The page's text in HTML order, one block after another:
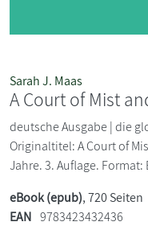
Sarah J. Maas
A Court of Mist
deutsche Ausgabe | die
Originaltitel: A Court of
Jahre. 3. Auflage. Format:
eBook (epub), 720 Seiten
EAN 9783423432436